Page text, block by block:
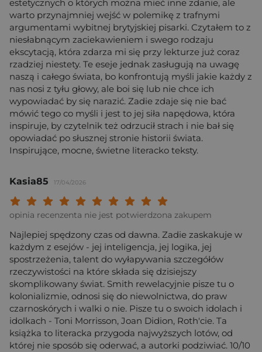
estetycznych o których można mieć inne zdanie, ale
warto przynajmniej wejść w polemikę z trafnymi
argumentami wybitnej brytyjskiej pisarki. Czytałem to z
niesłabnącym zaciekawieniem i swego rodzaju
ekscytacją, która zdarza mi się przy lekturze już coraz
rzadziej niestety. Te eseje jednak zasługują na uwagę
naszą i całego świata, bo konfrontują myśli jakie każdy z
nas nosi z tyłu głowy, ale boi się lub nie chce ich
wypowiadać by się narazić. Zadie zdaje się nie bać
mówić tego co myśli i jest to jej siła napędowa, która
inspiruje, by czytelnik też odrzucił strach i nie bał się
opowiadać po słusznej stronie historii świata.
Inspirujące, mocne, świetne literacko teksty.
Kasia85 17/04/2026
Twoja ocena:
Twoja ocena: Wybitna 9/
Twoja ocena: Rewelacyjna 8/
Twoja ocena: Bardzo dobra 7/10"
Twoja ocena: Dobra 6/10"
Twoja ocena: Przeciętna 5/10"
Twoja ocena: Może być 4/10"
Twoja ocena: Słaba 3/10"
Twoja ocena: Bardzo słaba 2/10"
Twoja ocena: Beznadziejna 1/10"
opinia recenzenta nie jest potwierdzona zakupem
Najlepiej spędzony czas od dawna. Zadie zaskakuje w
każdym z esejów - jej inteligencja, jej logika, jej
spostrzeżenia, talent do wyłapywania szczegółów
rzeczywistości na które składa się dzisiejszy
skomplikowany świat. Smith rewelacyjnie pisze tu o
kolonializmie, odnosi się do niewolnictwa, do praw
czarnoskórych i walki o nie. Pisze tu o swoich idolach i
idolkach - Toni Morrisson, Joan Didion, Roth'cie. Ta
książka to literacka przygoda najwyższych lotów, od
której nie sposób się oderwać, a autorki podziwiać. 10/10